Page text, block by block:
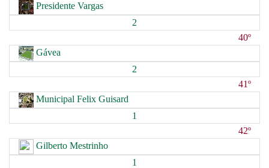
Presidente Vargas
2
40º
Gávea
2
41º
Municipal Felix Guisard
1
42º
Gilberto Mestrinho
1